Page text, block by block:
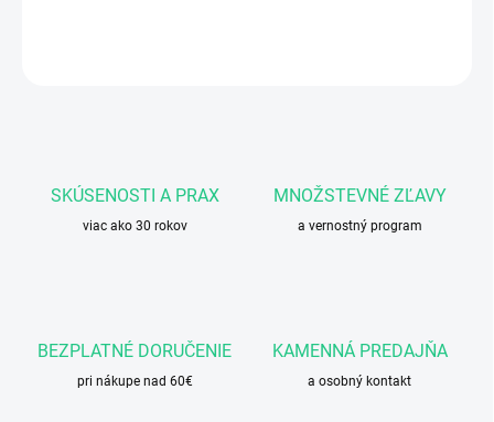
SKÚSENOSTI A PRAX
viac ako 30 rokov
MNOŽSTEVNÉ ZĽAVY
a vernostný program
BEZPLATNÉ DORUČENIE
pri nákupe nad 60€
KAMENNÁ PREDAJŇA
a osobný kontakt